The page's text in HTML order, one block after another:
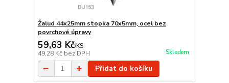
Žalud 44x25mm stopka 70x5mm, ocel bez
povrchové úpravy
59,63 Kč/KS
49,28 Kč bez DPH Skladem
Přidat do košíku